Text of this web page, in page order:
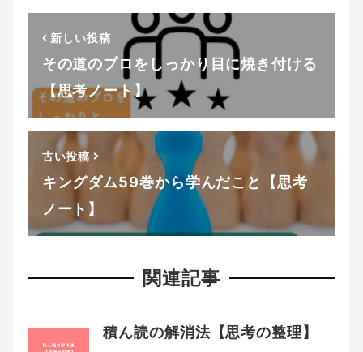
新しい投稿
その道のプロをしっかり目に焼き付ける
【思考ノート】
古い投稿
キングダム59巻から学んだこと【思考
ノート】
関連記事
積ん読の解消法【思考の整理】